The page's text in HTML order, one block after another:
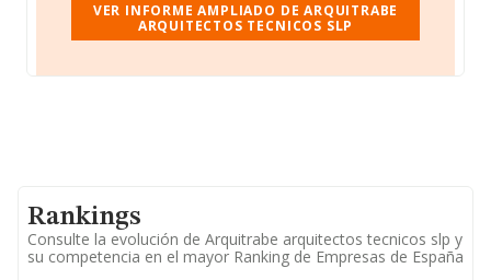
VER INFORME AMPLIADO DE ARQUITRABE
ARQUITECTOS TECNICOS SLP
Rankings
Consulte la evolución de Arquitrabe arquitectos tecnicos slp y
su competencia en el mayor Ranking de Empresas de España